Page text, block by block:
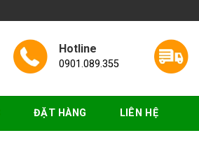
Hotline
0901.089.355
ĐẶT HÀNG LIÊN HỆ